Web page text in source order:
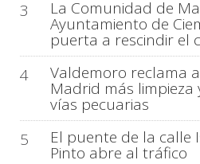
3 La Comunidad de
Ayuntamiento de
puerta a rescindir el
4
Valdemoro reclama
Madrid más limpieza
vías pecuarias
5
El puente de la calle
Pinto abre al tráfico